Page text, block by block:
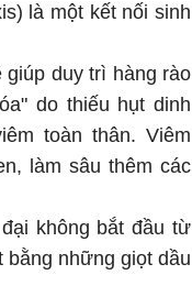
là một kết nối sinh
duy trì hàng rào
do thiếu hụt dinh
toàn thân. Viêm
làm sâu thêm các
không bắt đầu từ
bằng những giọt dầu